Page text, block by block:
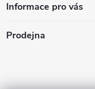
Informace pro vás
Prodejna